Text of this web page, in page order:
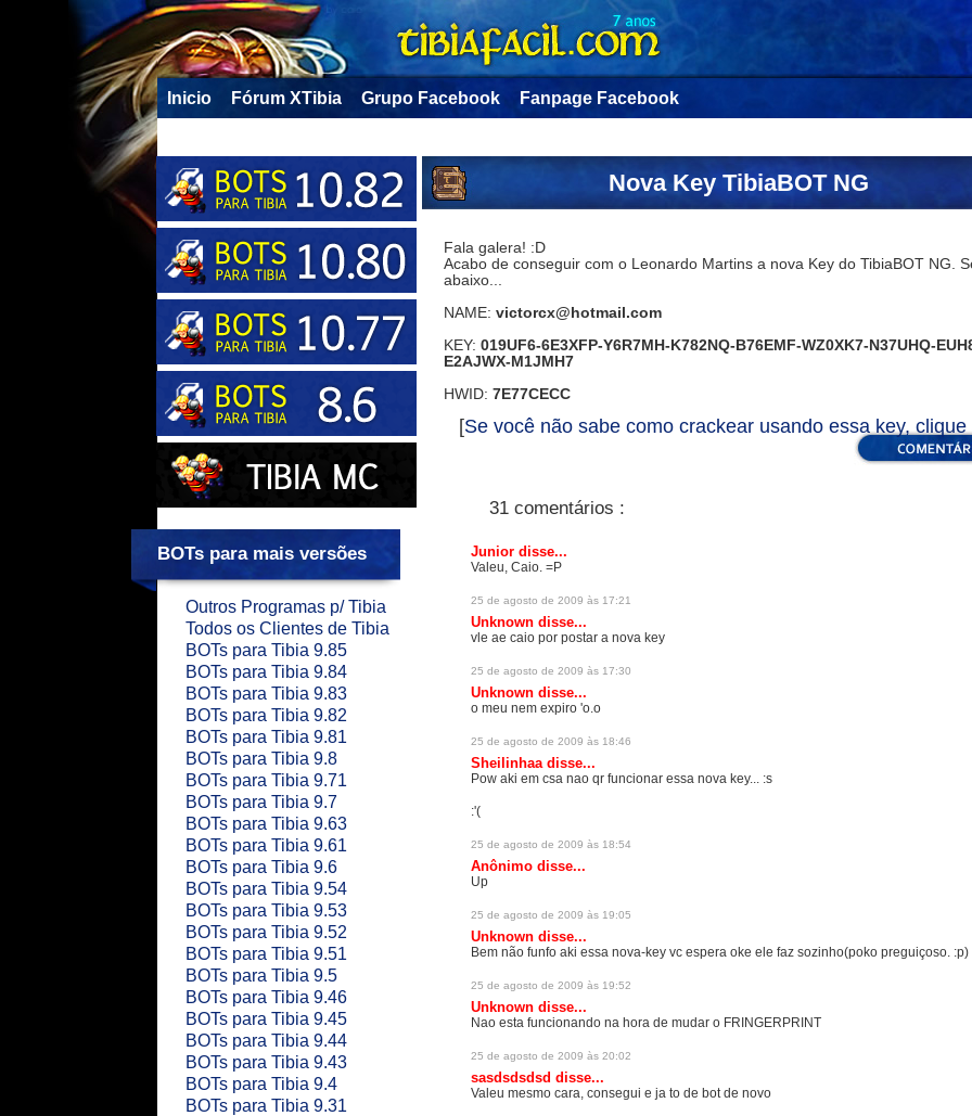
Inicio Fórum XTibia Grupo Facebook Fanpage Facebook
BOTs para mais versões
Outros Programas p/ Tibia
Todos os Clientes de Tibia
BOTs para Tibia 9.85
BOTs para Tibia 9.84
BOTs para Tibia 9.83
BOTs para Tibia 9.82
BOTs para Tibia 9.81
BOTs para Tibia 9.8
BOTs para Tibia 9.71
BOTs para Tibia 9.7
BOTs para Tibia 9.63
BOTs para Tibia 9.61
BOTs para Tibia 9.6
BOTs para Tibia 9.54
BOTs para Tibia 9.53
BOTs para Tibia 9.52
BOTs para Tibia 9.51
BOTs para Tibia 9.5
BOTs para Tibia 9.46
BOTs para Tibia 9.45
BOTs para Tibia 9.44
BOTs para Tibia 9.43
BOTs para Tibia 9.4
BOTs para Tibia 9.31
Nova Key TibiaBOT NG
Fala galera! :D
Acabo de conseguir com o Leonardo Martins a nova Key do TibiaBOT NG.
abaixo...
NAME: victorcx@hotmail.com
KEY: 019UF6-6E3XFP-Y6R7MH-K782NQ-B76EMF-WZ0XK7-N37UHQ-
E2AJWX-M1JMH7
HWID: 7E77CECC
[Se você não sabe como crackear usando essa key, clique
31 comentários :
Junior disse...
Valeu, Caio. =P
25 de agosto de 2009 às 17:21
Unknown disse...
vle ae caio por postar a nova key
25 de agosto de 2009 às 17:30
Unknown disse...
o meu nem expiro 'o.o
25 de agosto de 2009 às 18:46
Sheilinhaa disse...
Pow aki em csa nao qr funcionar essa nova key... :s
:'(
25 de agosto de 2009 às 18:54
Anônimo disse...
Up
25 de agosto de 2009 às 19:05
Unknown disse...
Bem não funfo aki essa nova-key vc espera oke ele faz sozinho(poko preguiçoso. :p)
25 de agosto de 2009 às 19:52
Unknown disse...
Nao esta funcionando na hora de mudar o FRINGERPRINT
25 de agosto de 2009 às 20:02
sasdsdsdsd disse...
Valeu mesmo cara, consegui e ja to de bot de novo